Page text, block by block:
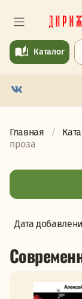
Каталог
Главная
проза
Дата